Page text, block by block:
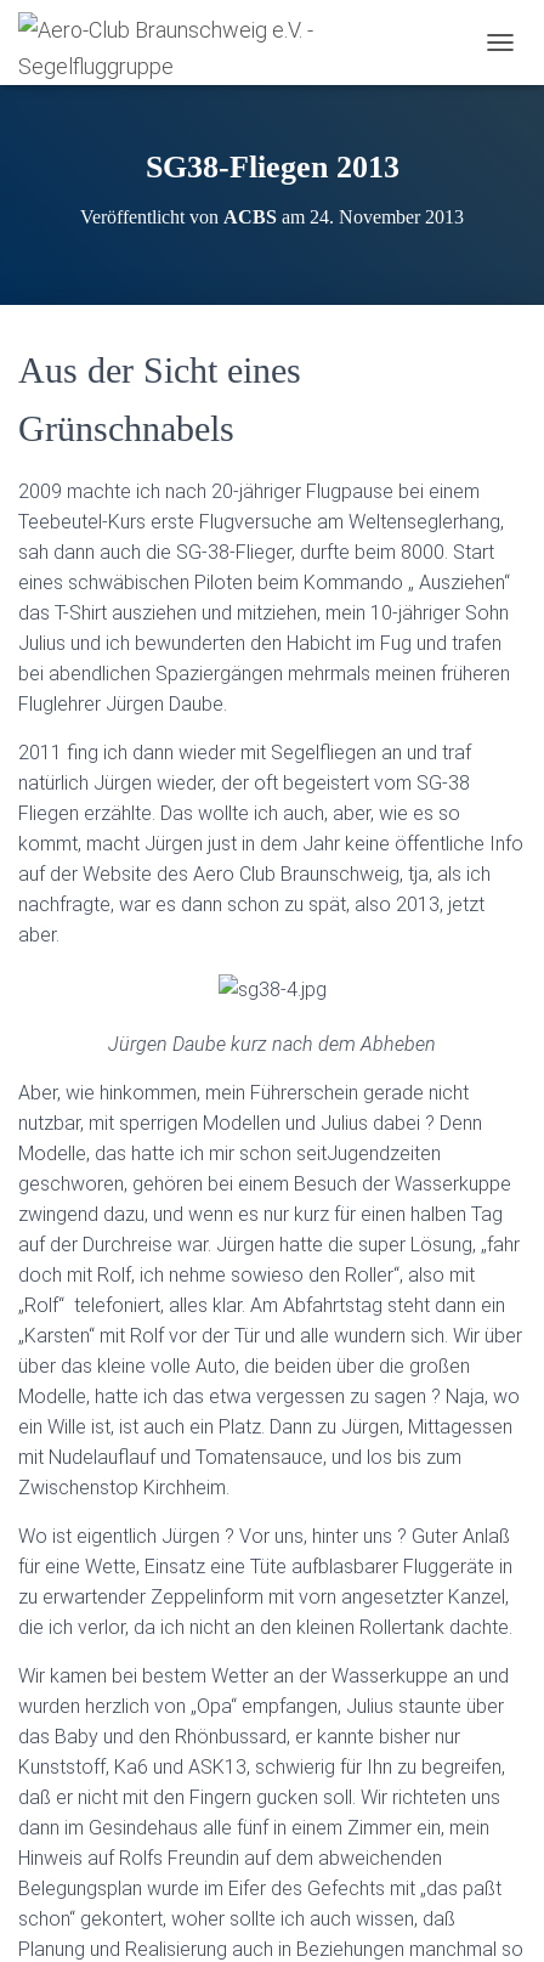
A
SG38-Fliegen 2013
Veröffentlicht von ACBS am 24. November 2013
Aus der Sicht eines
Grünschnabels
2009 machte ich nach 20-jähriger Flugpause bei einem
Teebeutel-Kurs erste Flugversuche am Weltenseglerhang,
sah dann auch die SG-38-Flieger, durfte beim 8000. Start
eines schwäbischen Piloten beim Kommando „ Ausziehen“
das T-Shirt ausziehen und mitziehen, mein 10-jähriger Sohn
Julius und ich bewunderten den Habicht im Fug und trafen
bei abendlichen Spaziergängen mehrmals meinen früheren
Fluglehrer Jürgen Daube.
2011 fing ich dann wieder mit Segelfliegen an und traf
natürlich Jürgen wieder, der oft begeistert vom SG-38
Fliegen erzählte. Das wollte ich auch, aber, wie es so
kommt, macht Jürgen just in dem Jahr keine öffentliche Info
auf der Website des Aero Club Braunschweig, tja, als ich
nachfragte, war es dann schon zu spät, also 2013, jetzt
aber.
Jürgen Daube kurz nach dem Abheben
Aber, wie hinkommen, mein Führerschein gerade nicht
nutzbar, mit sperrigen Modellen und Julius dabei ? Denn
Modelle, das hatte ich mir schon seitJugendzeiten
geschworen, gehören bei einem Besuch der Wasserkuppe
zwingend dazu, und wenn es nur kurz für einen halben Tag
auf der Durchreise war. Jürgen hatte die super Lösung, „fahr
doch mit Rolf, ich nehme sowieso den Roller“, also mit
„Rolf“ telefoniert, alles klar. Am Abfahrtstag steht dann ein
„Karsten“ mit Rolf vor der Tür und alle wundern sich. Wir über
über das kleine volle Auto, die beiden über die großen
Modelle, hatte ich das etwa vergessen zu sagen ? Naja, wo
ein Wille ist, ist auch ein Platz. Dann zu Jürgen, Mittagessen
mit Nudelauflauf und Tomatensauce, und los bis zum
Zwischenstop Kirchheim.
Wo ist eigentlich Jürgen ? Vor uns, hinter uns ? Guter Anlaß
für eine Wette, Einsatz eine Tüte aufblasbarer Fluggeräte in
zu erwartender Zeppelinform mit vorn angesetzter Kanzel,
die ich verlor, da ich nicht an den kleinen Rollertank dachte.
Wir kamen bei bestem Wetter an der Wasserkuppe an und
wurden herzlich von „Opa“ empfangen, Julius staunte über
das Baby und den Rhönbussard, er kannte bisher nur
Kunststoff, Ka6 und ASK13, schwierig für Ihn zu begreifen,
daß er nicht mit den Fingern gucken soll. Wir richteten uns
dann im Gesindehaus alle fünf in einem Zimmer ein, mein
Hinweis auf Rolfs Freundin auf dem abweichenden
Belegungsplan wurde im Eifer des Gefechts mit „das paßt
schon“ gekontert, woher sollte ich auch wissen, daß
Planung und Realisierung auch in Beziehungen manchmal so